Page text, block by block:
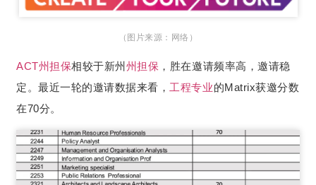
（图片来源：网络）
ACT州担保相较于新州 州担保 ，胜在邀请频率高，邀请稳
定。最近一轮的邀请数据来看， 工程专业的Matrix获邀分数
在70分。